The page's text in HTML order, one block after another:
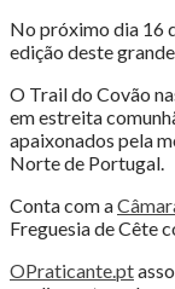
No próximo dia 16
edição deste
O Trail do Covão
em estreita
apaixonados pela
Norte de Portugal.
Conta com a
Freguesia de Cête
OPraticante.pt